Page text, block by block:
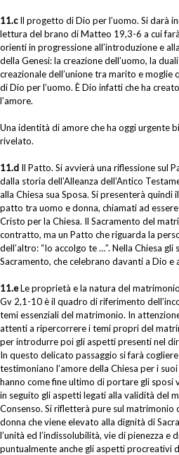
11.cIl progetto di Dio per l’uomo. Si darà
lettura del brano di Matteo 19,3-6 a cui
orienti in progressione all’introduzione e
della Genesi: la creazione dell’uomo, la
creazionale dell’unione tra marito e
di Dio per l’uomo. È Dio infatti che ha
l’amore.
Una identità di amore che ha oggi urgente
rivelato.
11.d Il Patto. Si avvierà una riflessione sul
dalla storia dell’Alleanza dell’Antico
alla Chiesa sua Sposa. Si presenterà
patto tra uomo e donna, chiamati ad
Cristo per la Chiesa. Il Sacramento del
contratto, ma un Patto che riguarda la
dell’altro: “Io accolgo te …”. Nella Chiesa
Sacramento, che celebrano davanti a Dio e
11.eLe proprietà e la natura del
Gv 2,1-10 è il quadro di riferimento
temi essenziali del matrimonio. In
attenti a ripercorrere i temi propri del
per introdurre poi gli aspetti presenti nel
In questo delicato passaggio si farà
testimoniano l’amore della Chiesa per i
hanno come fine ultimo di portare gli sposi
in seguito gli aspetti legati alla validità del
Consenso. Si rifletterà pure sul
donna che viene elevato alla dignità di
l’unità ed l’indissolubilità, vie di pienezza e
puntualmente anche gli aspetti procreativi